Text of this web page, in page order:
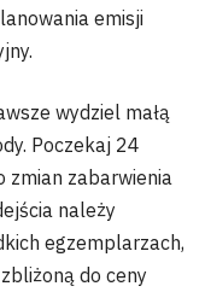
emisji
wydziel małą
Poczekaj 24
zmian zabarwienia
należy
egzemplarzach,
do ceny